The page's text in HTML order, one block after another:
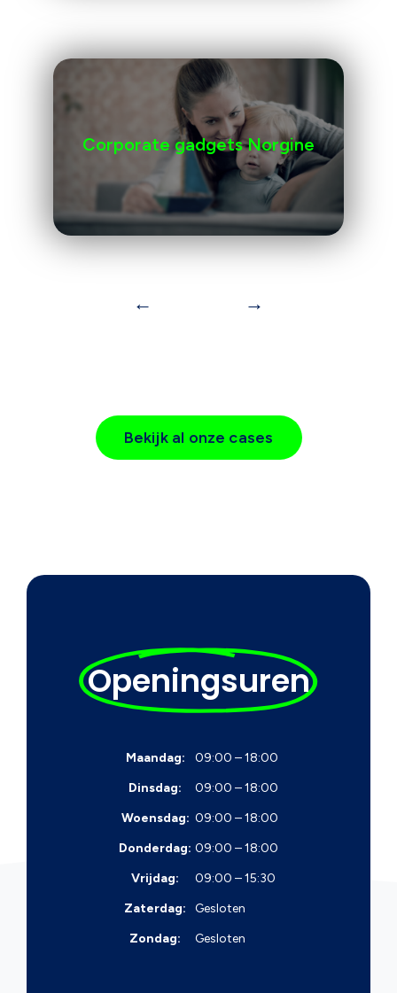
Corporate gadgets Norgine
← →
Bekijk al onze cases
Openingsuren
Maandag:
09:00 – 18:00
Dinsdag:
09:00 – 18:00
Woensdag: 09:00 – 18:00
Donderdag: 09:00 – 18:00
Vrijdag:
09:00 – 15:30
Zaterdag:
Gesloten
Zondag:
Gesloten